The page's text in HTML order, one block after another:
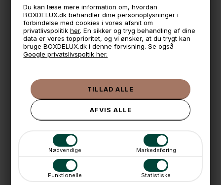
Du kan læse mere information om, hvordan
BOXDELUX.dk behandler dine personoplysninger i
forbindelse med cookies i vores afsnit om
privatlivspolitikher. En sikker og tryg behandling af dine
data er vores topprioritet, og vi ønsker, at du trygt kan
bruge BOXDELUX.dk i denne forvisning. Se også
Google privatslivspoltik her.
Nødvendige Markedsføring
Funktionelle Statistiske
Hver knage måler:
14 cm. høj
7,5 cm. bred i toppen
3,5 cm. bred i bunden.
Kan sidde på en skabslåge/dør der er max 3,5 cm bred.
* Husk at måle din dør inden du køber
🕚 Bestil inden 11 & vi sender samme dag på hverdage
🧺 Kan du lægge varen i kurven, er den på lager
🌟 4,9 med over 1200 anmeldelser ★★★★★
💳 Betal med
📱 Kundeservice 50446800 (9-12)
Kundeservicemail@boxdelux.dk (24/7)